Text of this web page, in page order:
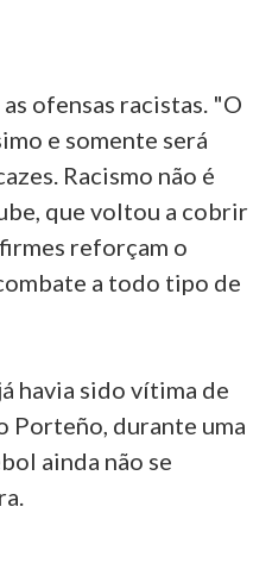
ofensas racistas. "O
e somente será
Racismo não é
que voltou a cobrir
reforçam o
a todo tipo de
havia sido vítima de
Porteño, durante uma
ainda não se